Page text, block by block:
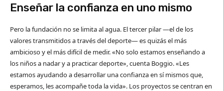
Enseñar la confianza en uno mismo
Pero la fundación no se limita al agua. El tercer pilar —el de los
valores transmitidos a través del deporte— es quizás el más
ambicioso y el más difícil de medir. «No solo estamos enseñando a
los niños a nadar y a practicar deporte», cuenta Boggio. «Les
estamos ayudando a desarrollar una confianza en sí mismos que,
esperamos, les acompañe toda la vida». Los proyectos se centran en